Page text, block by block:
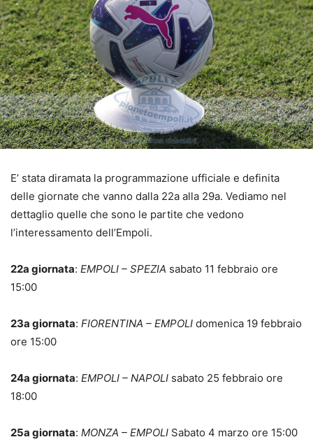
E’ stata diramata la programmazione ufficiale e definita
delle giornate che vanno dalla 22a alla 29a. Vediamo nel
dettaglio quelle che sono le partite che vedono
l’interessamento dell’Empoli.
22a giornata: EMPOLI – SPEZIA sabato 11 febbraio ore
15:00
23a giornata: FIORENTINA – EMPOLI domenica 19 febbraio
ore 15:00
24a giornata: EMPOLI – NAPOLI sabato 25 febbraio ore
18:00
25a giornata: MONZA – EMPOLI Sabato 4 marzo ore 15:00